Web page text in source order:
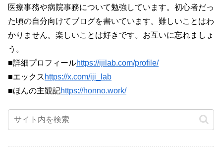
医療事務や病院事務について勉強しています。初心者だっ
た頃の自分向けてブログを書いています。難しいことはわ
かりません。楽しいことは好きです。お互いに忘れましょ
う。
■詳細プロフィールhttps://ijilab.com/profile/
■エックス https://x.com/iji_lab
■ほんの主観記https://honno.work/